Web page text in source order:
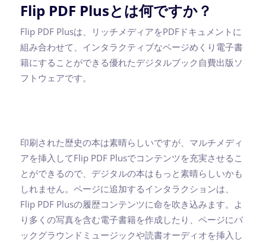
Flip PDF Plusとは何ですか？
Flip PDF Plusは、リッチメディアをPDFドキュメントに
組み合わせて、インタラクティブなページめくり電子書
籍にすることができる優れたデジタルブック自費出版ソ
フトウェアです。
印刷された歴史の本は素晴らしいですが、マルチメディ
アを挿入してFlip PDF Plusでコンテンツを充実させるこ
とができるので、デジタルの本はもっと素晴らしいかも
しれません。ページに追加するインタラクションは、
Flip PDF Plusの履歴コンテンツに命を吹き込みます。よ
り多くの写真を含む電子書籍を作成したり、ページにバ
ックグラウンドミュージックや読書オーディオを挿入し